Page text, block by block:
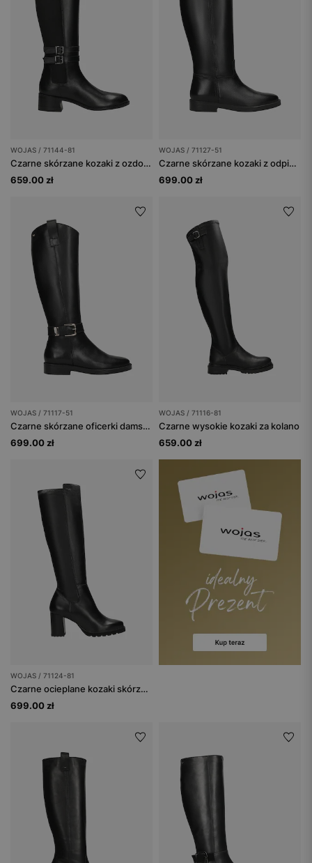
WOJAS / 71144-81
Czarne skórzane kozaki z ozdobnymi klamrami
659.00 zł
WOJAS / 71127-51
Czarne skórzane kozaki z odpinaną ozdobą
699.00 zł
WOJAS / 71117-51
Czarne skórzane oficerki damskie
699.00 zł
WOJAS / 71116-81
Czarne wysokie kozaki za kolano
659.00 zł
WOJAS / 71124-81
Czarne ocieplane kozaki skórzane na obcasie
699.00 zł